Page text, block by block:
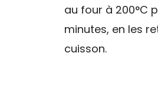
au four à 200°C
minutes, en les
cuisson.